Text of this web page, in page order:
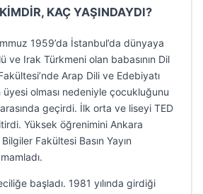
KAÇ YAŞINDAYDI?
1959’da İstanbul’da dünyaya
ve Irak Türkmeni olan babasının Dil
Arap Dili ve Edebiyatı
olması nedeniyle çocukluğunu
geçirdi. İlk orta ve liseyi TED
Yüksek öğrenimini Ankara
Fakültesi Basın Yayın
başladı. 1981 yılında girdiği